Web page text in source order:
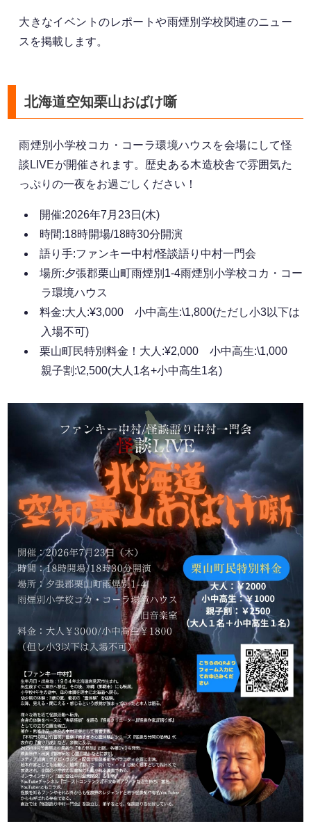
大きなイベントのレポートや雨煙別学校関連のニュー
スを掲載します。
北海道空知栗山おばけ噺
雨煙別小学校コカ・コーラ環境ハウスを会場にして怪
談LIVEが開催されます。歴史ある木造校舎で雰囲気た
っぷりの一夜をお過ごしください！
開催:2026年7月23日(木)
時間:18時開場/18時30分開演
語り手:ファンキー中村/怪談語り中村一門会
場所:夕張郡栗山町雨煙別1-4雨煙別小学校コカ・コー
ラ環境ハウス
料金:大人:¥3,000 小中高生:\1,800(ただし小3以下は
入場不可)
栗山町民特別料金！大人:¥2,000 小中高生:\1,000
親子割:\2,500(大人1名+小中高生1名)